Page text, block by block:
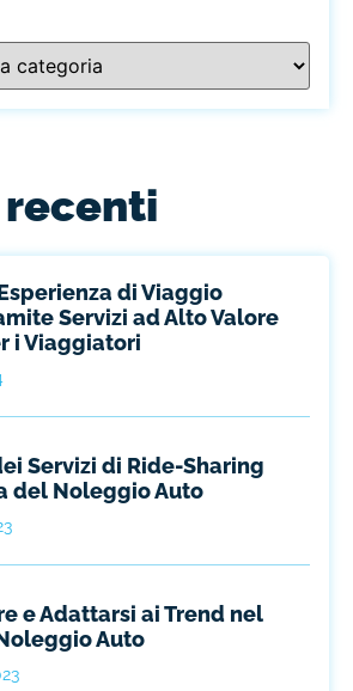
di Viaggio
Servizi ad Alto Valore
i Viaggiatori
Servizi di Ride-Sharing
del Noleggio Auto
e Adattarsi ai Trend nel
Auto